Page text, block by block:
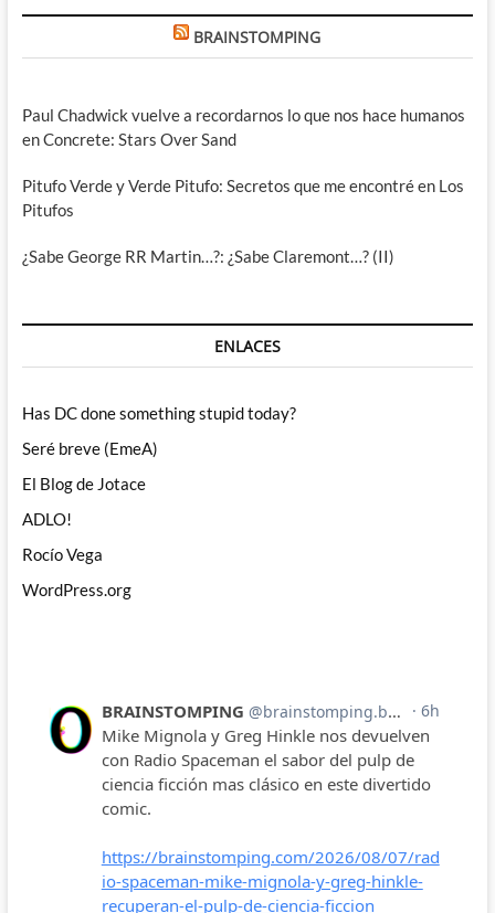
BRAINSTOMPING
Paul Chadwick vuelve a recordarnos lo que nos hace humanos
en Concrete: Stars Over Sand
Pitufo Verde y Verde Pitufo: Secretos que me encontré en Los
Pitufos
¿Sabe George RR Martin…?: ¿Sabe Claremont…? (II)
ENLACES
Has DC done something stupid today?
Seré breve (EmeA)
El Blog de Jotace
ADLO!
Rocío Vega
WordPress.org